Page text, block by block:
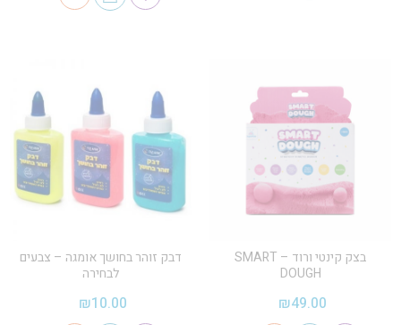
בצק קינטי ורוד – SMART
DOUGH
₪49.00
דבק זוהר בחושך אומגה – צבעים
לבחירה
₪10.00